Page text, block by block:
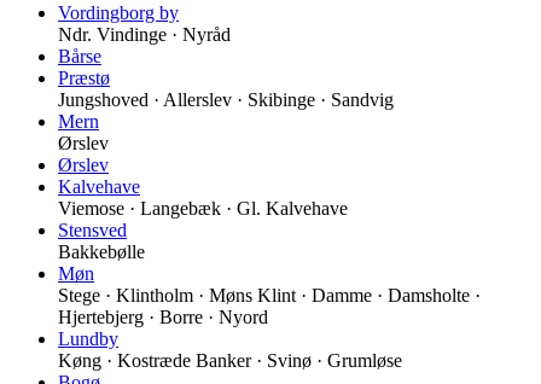
Vordingborg by
Ndr. Vindinge · Nyråd
Bårse
Præstø
Jungshoved · Allerslev · Skibinge · Sandvig
Mern
Ørslev
Ørslev
Kalvehave
Viemose · Langebæk · Gl. Kalvehave
Stensved
Bakkebølle
Møn
Stege · Klintholm · Møns Klint · Damme · Damsholte ·
Hjertebjerg · Borre · Nyord
Lundby
Køng · Kostræde Banker · Svinø · Grumløse